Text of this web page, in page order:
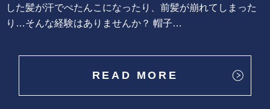
した髪が汗でぺたんこになったり、前髪が崩れてしまった
り…そんな経験はありませんか？ 帽子…
READ MORE